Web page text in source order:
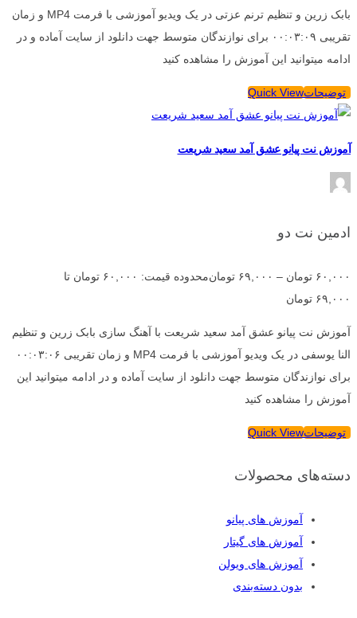
بابک زرین و تنظیم ترنم عزتی در یک ویدیو آموزشی با فرمت MP4 و زمان
تقریبی ۰۰:۰۳:۰۹ برای نوازندگان متوسط جهت دانلود از سایت آماده و در
ادامه میتوانید این آموزش را مشاهده کنید
توضیحاتQuick View
آموزش نت پیانو عشق آمد سعید شریعت
ادمین نت دو
۶۰,۰۰۰ تومان – ۶۹,۰۰۰ تومان
محدوده قیمت: ۶۰,۰۰۰ تومان تا
۶۹,۰۰۰ تومان
آموزش نت پیانو عشق آمد سعید شریعت با آهنگ سازی بابک زرین و تنظیم
النا یوسفی در یک ویدیو آموزشی با فرمت MP4 و زمان تقریبی ۰۰:۰۳:۰۶
برای نوازندگان متوسط جهت دانلود از سایت آماده و در ادامه میتوانید این
آموزش را مشاهده کنید
توضیحاتQuick View
دسته‌های محصولات
آموزش های پیانو
آموزش های گیتار
آموزش های ویولن
بدون دسته‌بندی